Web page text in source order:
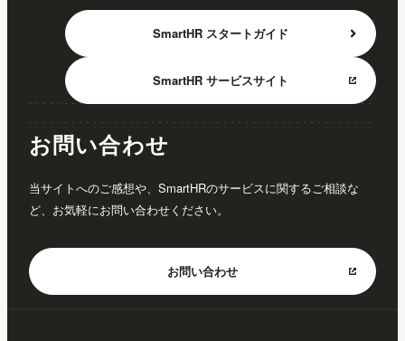
SmartHR スタートガイド
SmartHR サービスサイト
お問い合わせ
当サイトへのご感想や、SmartHRのサービスに関するご相談な
ど、お気軽にお問い合わせください。
お問い合わせ